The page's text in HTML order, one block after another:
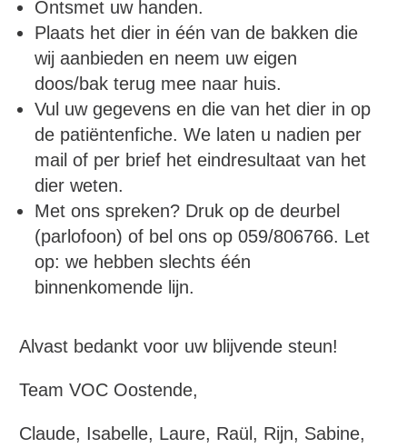
Ontsmet uw handen.
Plaats het dier in één van de bakken die
wij aanbieden en neem uw eigen
doos/bak terug mee naar huis.
Vul uw gegevens en die van het dier in op
de patiëntenfiche. We laten u nadien per
mail of per brief het eindresultaat van het
dier weten.
Met ons spreken? Druk op de deurbel
(parlofoon) of bel ons op 059/806766. Let
op: we hebben slechts één
binnenkomende lijn.
Alvast bedankt voor uw blijvende steun!
Team VOC Oostende,
Claude, Isabelle, Laure, Raül, Rijn, Sabine,